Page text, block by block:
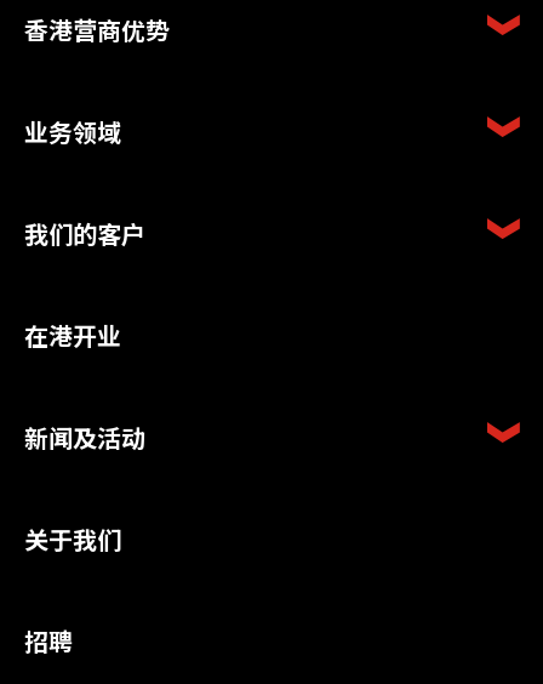
香港营商优势
业务领域
我们的客户
在港开业
新闻及活动
关于我们
招聘